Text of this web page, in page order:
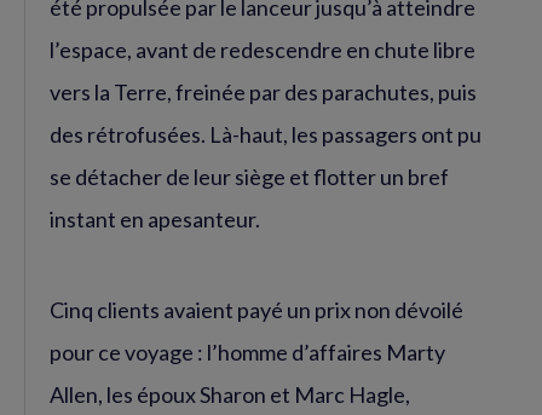
été propulsée par le lanceur jusqu’à atteindre
l’espace, avant de redescendre en chute libre
vers la Terre, freinée par des parachutes, puis
des rétrofusées. Là-haut, les passagers ont pu
se détacher de leur siège et flotter un bref
instant en apesanteur.
Cinq clients avaient payé un prix non dévoilé
pour ce voyage : l’homme d’affaires Marty
Allen, les époux Sharon et Marc Hagle,